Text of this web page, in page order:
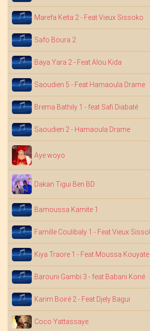
Marefa Keita 2 - Feat Vieux Sissoko
Safo Boura 2
Baya Yara 2 - Feat Alou Kida
Saoudien 5 - Feat Hamaoula Drame
Brema Bathily 1 - feat Safi Diabaté
Saoudien 2 - Hamaoula Drame
Aye woyo
Dakan Tigui Ben BD
Bamoussa Kamite 1
Famille Coulibaly 1 - Feat Vieux
Kiya Traore 1 - Feat Moussa Kouyate
Barouni Gambi 3 - feat Babani Koné
Karim Boiré 2 - Feat Djely Bagui
Coco Yattassaye